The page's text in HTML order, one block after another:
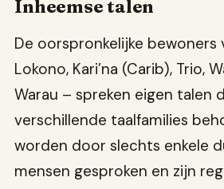
Inheemse talen
De oorspronkelijke bewoners
Lokono, Kari’na (Carib), Trio,
Warau – spreken eigen talen
verschillende taalfamilies
worden door slechts enkele
mensen gesproken en zijn